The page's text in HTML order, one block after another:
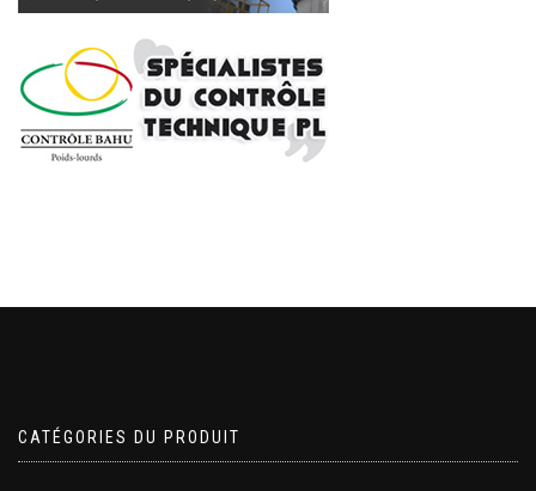
CATÉGORIES DU PRODUIT